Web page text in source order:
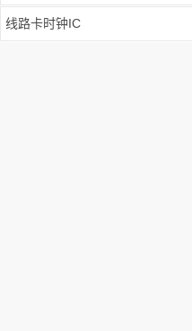
线路卡时钟IC